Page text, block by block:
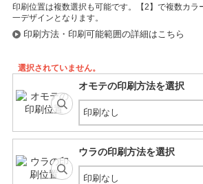
印刷位置は複数選択も可能です。
印刷方法・印刷可能範囲の詳細はこちら
選択されていません。
オモテの印刷方法を選択
印刷なし
ウラの印刷方法を選択
印刷なし